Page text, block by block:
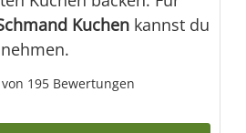
Kuchenkannst du
195Bewertungen